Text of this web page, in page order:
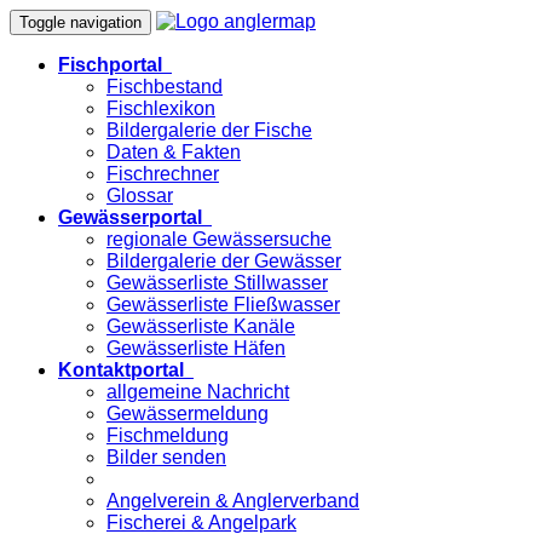
Toggle navigation
Fischportal
Fischbestand
Fischlexikon
Bildergalerie der Fische
Daten & Fakten
Fischrechner
Glossar
Gewässerportal
regionale Gewässersuche
Bildergalerie der Gewässer
Gewässerliste Stillwasser
Gewässerliste Fließwasser
Gewässerliste Kanäle
Gewässerliste Häfen
Kontaktportal
allgemeine Nachricht
Gewässermeldung
Fischmeldung
Bilder senden
Angelverein & Anglerverband
Fischerei & Angelpark